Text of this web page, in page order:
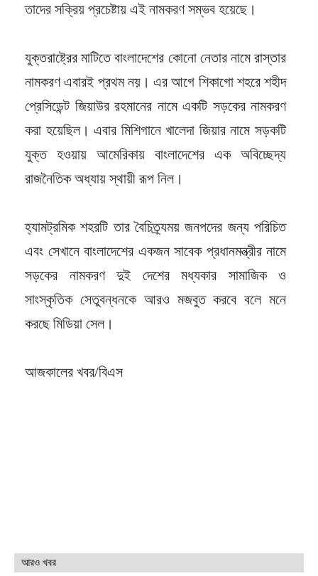
তাদের সক্রিয় প্রচেষ্টায় এই নামকরণ সম্ভব হয়েছে।
যুক্তরাষ্ট্রের মাটিতে বাংলাদেশের কোনো নেতার নামে রাস্তার
নামকরণ এবারই প্রথম নয়। এর আগে শিকাগো শহরে শহীদ
প্রেসিডেন্ট জিয়াউর রহমানের নামে একটি সড়কের নামকরণ
করা হয়েছিল। এবার মিশিগানে খালেদা জিয়ার নামে সড়কটি
যুক্ত হওয়ায় আমেরিকায় বাংলাদেশের এক অবিচ্ছেদ্য
রাজনৈতিক অধ্যায় স্থায়ী রূপ নিল।
হ্যামট্রমিক শহরটি তার বৈচিত্র্যময় জনপদের জন্য পরিচিত
এবং সেখানে বাংলাদেশের একজন সাবেক প্রধানমন্ত্রীর নামে
সড়কের নামকরণ দুই দেশের মধ্যকার সামাজিক ও
সাংস্কৃতিক সেতুবন্ধনকে আরও মজবুত করবে বলে মনে
করছে মিডিয়া সেল।
আজকালের খবর/বিএস
আরও খবর